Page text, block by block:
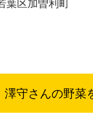
区加曽利町
澤守さんの野菜